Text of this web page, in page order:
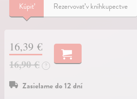
Kúpiť Rezervovať v kníhkupectve
16,39 €
16,90 €
?
Zasielame do 12 dní